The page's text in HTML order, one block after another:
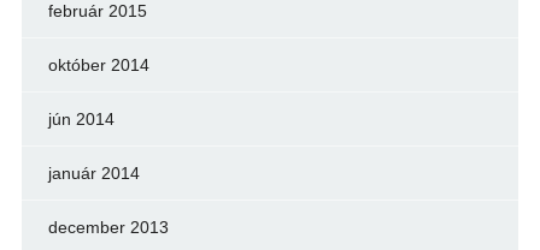
február 2015
október 2014
jún 2014
január 2014
december 2013